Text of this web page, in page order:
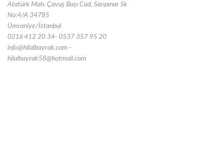
Atatürk Mah. Çavuş Başı Cad, Sarıpınar Sk
No:4/A 34785
Ümraniye/İstanbul
0216 412 20 34- 0537 357 95 20
info@hilalbayrak.com -
hilalbayrak58@hotmail.com